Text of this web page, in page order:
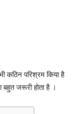
परिश्रम किया है
जरूरी होता है ।